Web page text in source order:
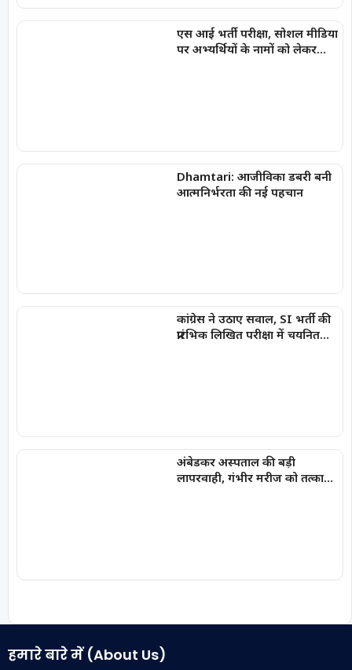
एस आई भर्ती परीक्षा, सोशल मीडिया
पर अभ्यर्थियों के नामों को लेकर
Dhamtari: आजीविका डबरी बनी
आत्मनिर्भरता की नई पहचान
कांग्रेस ने उठाए सवाल, SI भर्ती की
प्रारंभिक लिखित परीक्षा में चयनित
अंबेडकर अस्पताल की बड़ी
लापरवाही, गंभीर मरीज को तत्काल
हमारे बारे में (About Us)